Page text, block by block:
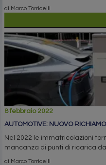
di Marco Torricelli
8 febbraio 2022
AUTOMOTIVE: NUOVO
Nel 2022 le immatricolazioni
mancanza di punti di ricarica
di Marco Torricelli